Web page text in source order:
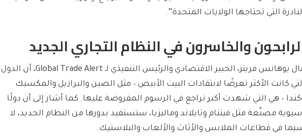
التي تحتاجها الولايات المتحدة”.
والخاسرون في النظام التجاري الجديد
قال يوهانس فريتز، الخبير الاقتصادي والرئيس التنفيذي لـ Global Trade Alert، أن الدول
كانت الأكثر تعرضًا لانتقادات البيت الأبيض – مثل الصين والبرازيل والمكسيك
– هي التي شهدت أكبر تراجع في الرسوم المفروضة عليها. كما أشار إلى أن دولًا
مصنّعة مثل فيتنام وتايلاند وماليزيا، ستستفيد بدورها من النظام الجديد، لا
في قطاعات الملابس والأثاث والألعاب والبلاستيك.